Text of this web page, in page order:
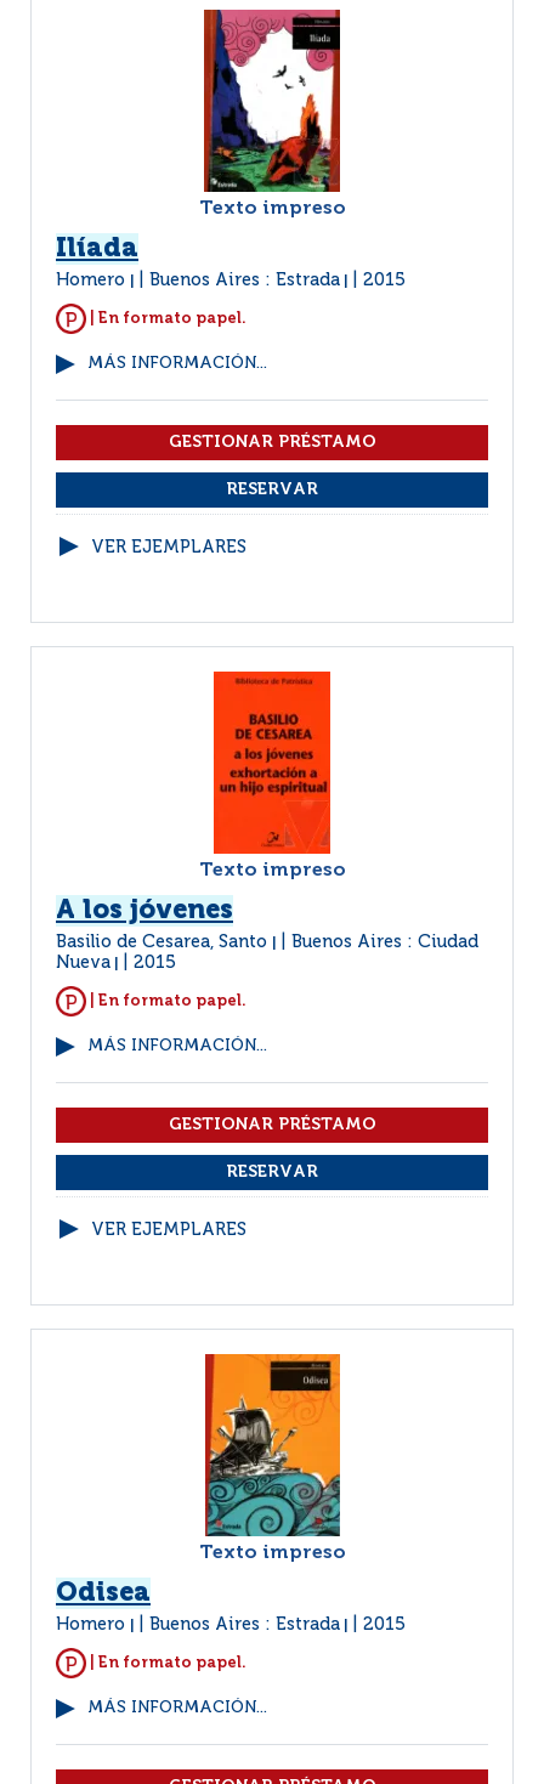
Texto impreso
Ilíada
Homero Buenos Aires : Estrada 2015
| En formato papel.
MÁS INFORMACIÓN...
VER EJEMPLARES
Texto impreso
A los jóvenes
Basilio de Cesarea, Santo
Buenos Aires : Ciudad
Nueva
2015
| En formato papel.
MÁS INFORMACIÓN...
VER EJEMPLARES
Texto impreso
Odisea
Homero Buenos Aires : Estrada 2015
| En formato papel.
MÁS INFORMACIÓN...